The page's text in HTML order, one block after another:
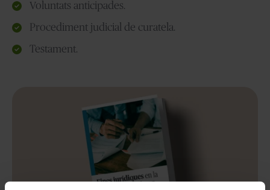
Voluntats anticipades.
Procediment judicial de curatela.
Testament.